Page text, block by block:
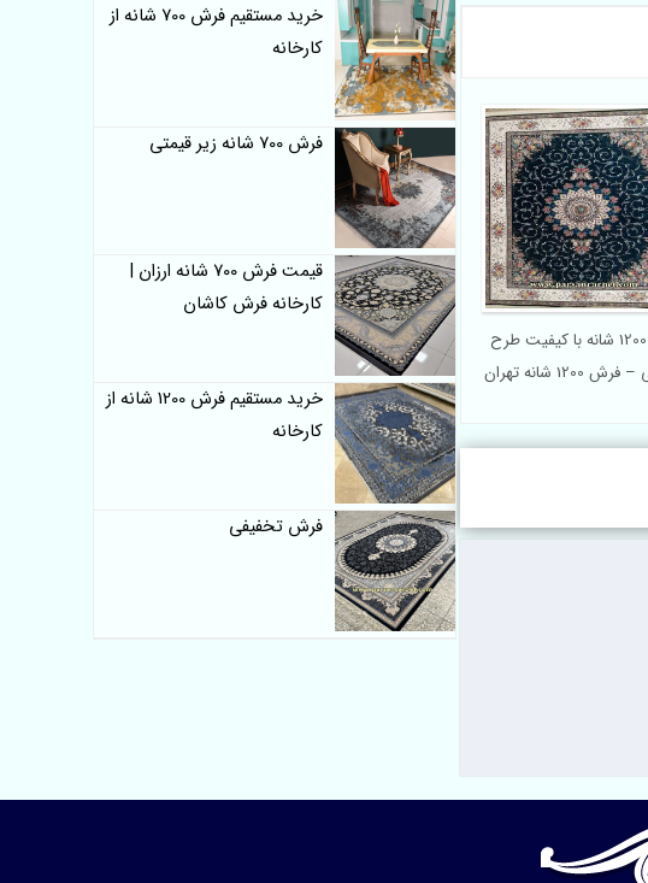
فرش 1200 شانه با کیفیت طرح
شانه تهران
خرید مستقیم فرش 700 شانه از
کارخانه
فرش 700 شانه زیر قیمتی
قیمت فرش 700 شانه ارزان |
کارخانه فرش کاشان
خرید مستقیم فرش 1200 شانه از
کارخانه
فرش تخفیفی